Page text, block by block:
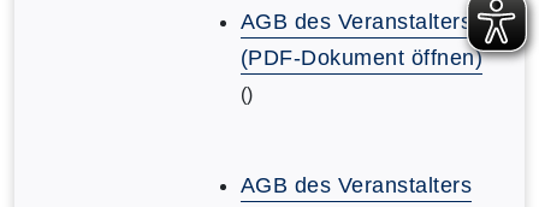
AGB des Veranstalters
(PDF-Dokument öffnen)
()
AGB des Veranstalters